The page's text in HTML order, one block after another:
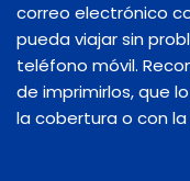
correo electrónico
pueda viajar sin
teléfono móvil.
de imprimirlos, que
la cobertura o con